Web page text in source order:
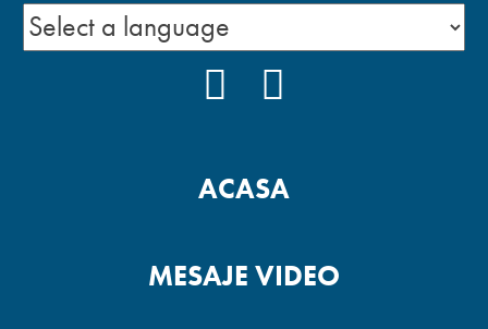
ACASA
MESAJE VIDEO